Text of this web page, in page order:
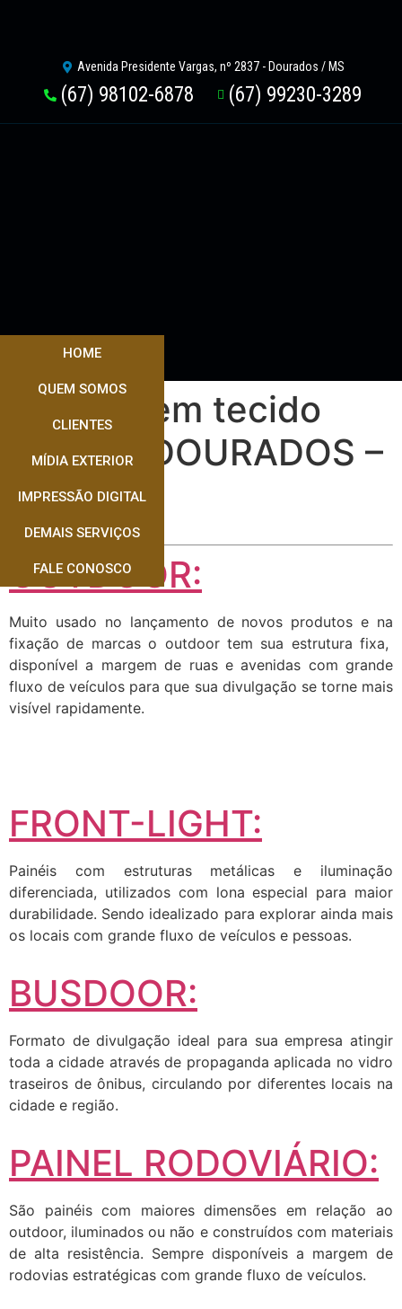
Avenida Presidente Vargas, nº 2837 - Dourados / MS
(67) 98102-6878 (67) 99230-3289
HOME
QUEM SOMOS
CLIENTES
MÍDIA EXTERIOR
IMPRESSÃO DIGITAL
DEMAIS SERVIÇOS
FALE CONOSCO
Banner em tecido
canvas DOURADOS –
MS
OUTDOOR:
Muito usado no lançamento de novos produtos e na
fixação de marcas o outdoor tem sua estrutura fixa,
disponível a margem de ruas e avenidas com grande
fluxo de veículos para que sua divulgação se torne mais
visível rapidamente.
FRONT-LIGHT:
Painéis com estruturas metálicas e iluminação
diferenciada, utilizados com lona especial para maior
durabilidade. Sendo idealizado para explorar ainda mais
os locais com grande fluxo de veículos e pessoas.
BUSDOOR:
Formato de divulgação ideal para sua empresa atingir
toda a cidade através de propaganda aplicada no vidro
traseiros de ônibus, circulando por diferentes locais na
cidade e região.
PAINEL RODOVIÁRIO:
São painéis com maiores dimensões em relação ao
outdoor, iluminados ou não e construídos com materiais
de alta resistência. Sempre disponíveis a margem de
rodovias estratégicas com grande fluxo de veículos.